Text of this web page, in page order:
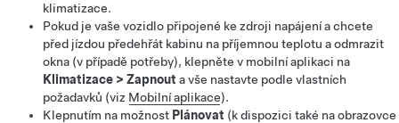
klimatizace.
Pokud je vaše vozidlo připojené ke zdroji napájení a chcete
před jízdou předehřát kabinu na příjemnou teplotu a odmrazit
okna (v případě potřeby), klepněte v mobilní aplikaci na
Klimatizace > Zapnout a vše nastavte podle vlastních
požadavků (viz Mobilní aplikace).
Klepnutím na možnost Plánovat (k dispozici také na obrazovce